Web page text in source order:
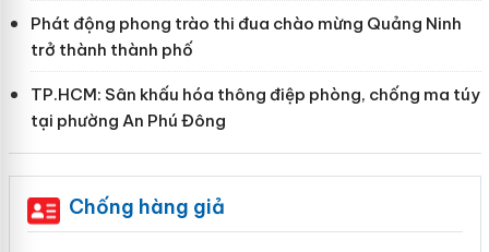
Phát động phong trào thi đua chào mừng Quảng Ninh
trở thành thành phố
TP.HCM: Sân khấu hóa thông điệp phòng, chống ma túy
tại phường An Phú Đông
Chống hàng giả